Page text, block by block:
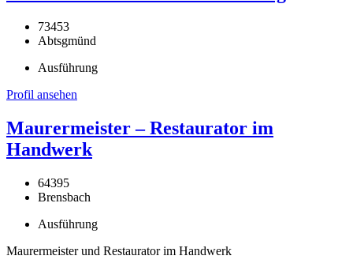
73453
Abtsgmünd
Ausführung
Profil ansehen
Maurermeister – Restaurator im
Handwerk
64395
Brensbach
Ausführung
Maurermeister und Restaurator im Handwerk